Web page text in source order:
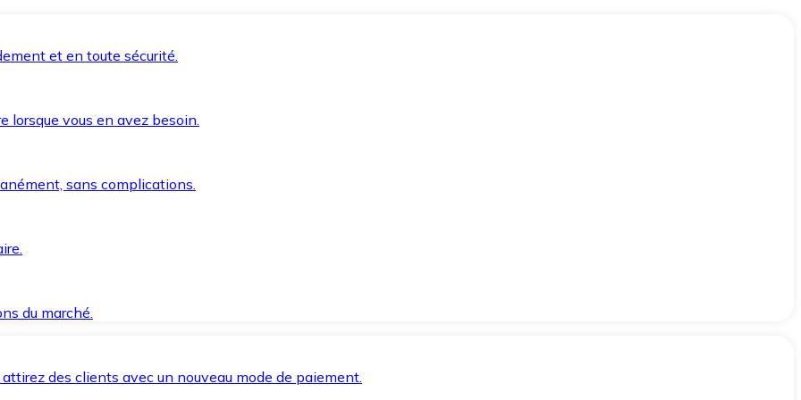
et en toute sécurité.
lorsque vous en avez besoin.
sans complications.
du marché.
des clients avec un nouveau mode de paiement.